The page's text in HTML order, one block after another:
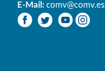
E-Mail: comv@comv.es